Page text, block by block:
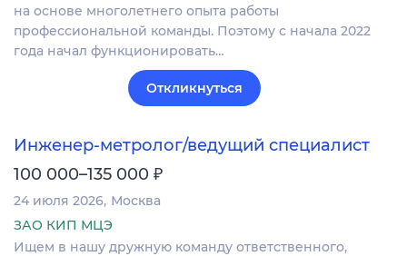
на основе многолетнего опыта работы
профессиональной команды. Поэтому с начала 2022
года начал функционировать…
Откликнуться
Инженер-метролог/ведущий специалист
100 000–135 000 ₽
24 июля 2026 Москва
ЗАО КИП МЦЭ
Ищем в нашу дружную команду ответственного,